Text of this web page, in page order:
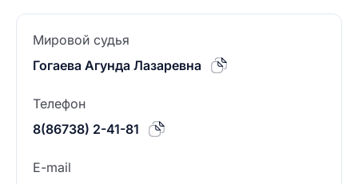
Мировой судья
Гогаева Агунда Лазаревна
Телефон
8(86738) 2-41-81
E-mail